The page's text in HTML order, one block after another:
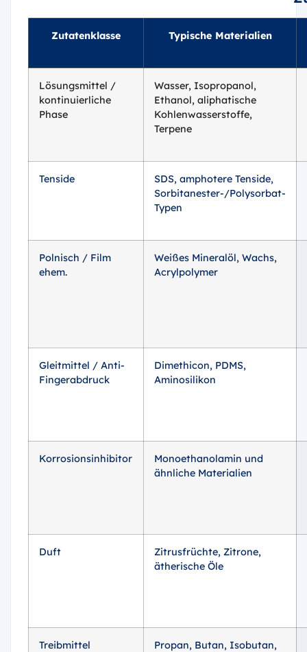
Zutatenklasse Typische Materialien
Lösungsmittel /
kontinuierliche
Phase
Wasser, Isopropanol,
Ethanol, aliphatische
Kohlenwasserstoffe,
Terpene
Tenside
SDS, amphotere Tenside,
Sorbitanester-/Polysorbat-
Typen
Polnisch / Film
ehem.
Weißes Mineralöl, Wachs,
Acrylpolymer
Gleitmittel / Anti-
Fingerabdruck
Dimethicon, PDMS,
Aminosilikon
Korrosionsinhibitor
Monoethanolamin und
ähnliche Materialien
Duft
Zitrusfrüchte, Zitrone,
ätherische Öle
Treibmittel
Propan, Butan, Isobutan,